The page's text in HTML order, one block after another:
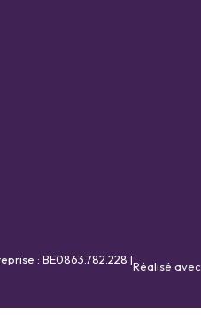
: BE0863.782.228 |Réalisé avec